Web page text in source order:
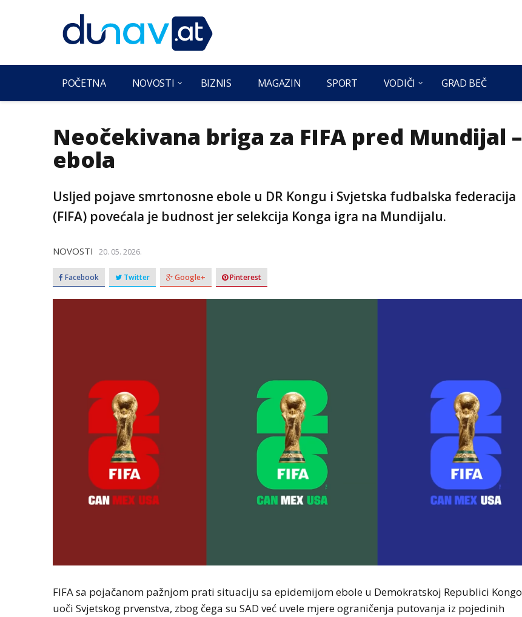
POČETNA NOVOSTI BIZNIS MAGAZIN SPORT VODIČI GRAD BEČ
Neočekivana briga za FIFA pred Mundijal –
ebola
Usljed pojave smrtonosne ebole u DR Kongu i Svjetska fudbalska federacija
(FIFA) povećala je budnost jer selekcija Konga igra na Mundijalu.
NOVOSTI 20. 05. 2026.
Facebook Twitter Google+ Pinterest
FIFA sa pojačanom pažnjom prati situaciju sa epidemijom ebole u ​​Demokratskoj Republici Kongo
uoči Svjetskog prvenstva, zbog čega su SAD već uvele mjere ograničenja putovanja iz pojedinih